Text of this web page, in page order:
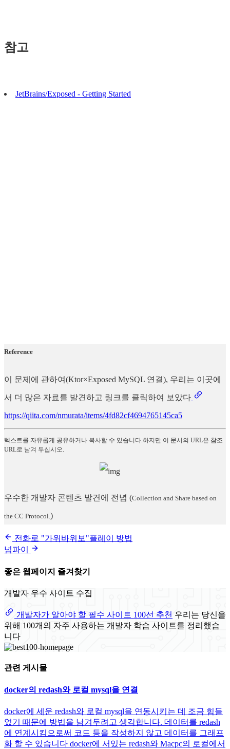
참고
JetBrains/Exposed - Getting Started
Reference
이 문제에 관하여(Ktor×Exposed MySQL 연결), 우리는 이곳에
서 더 많은 자료를 발견하고 링크를 클릭하여 보았다
https://qiita.com/nmurata/items/4fd82cf4694765145ca5
텍스트를 자유롭게 공유하거나 복사할 수 있습니다.하지만 이 문서의 URL은 참조
URL로 남겨 두십시오.
우수한 개발자 콘텐츠 발견에 전념 (Collection and Share based on
the CC Protocol.)
전화로 "가위바위보"플레이 방법
넘파이
좋은 웹페이지 즐겨찾기
개발자 우수 사이트 수집
개발자가 알아야 할 필수 사이트 100선 추천 우리는 당신을
위해 100개의 자주 사용하는 개발자 학습 사이트를 정리했습
니다
관련 게시물
docker의 redash와 로컬 mysql을 연결
docker에 세운 redash와 로컬 mysql을 연동시키는 데 조금 힘들
었기 때문에 방법을 남겨두려고 생각합니다. 데이터를 redash
에 연계시킴으로써 코드 등을 작성하지 않고 데이터를 그래프
화 할 수 있습니다 docker에 서있는 redash와 Macpc의 로컬에서